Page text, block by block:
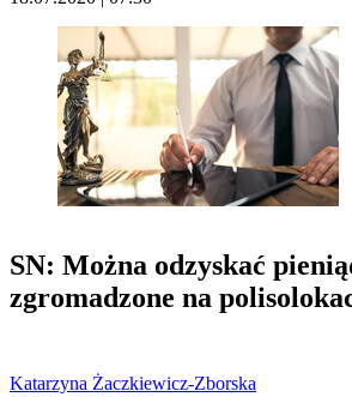
SN: Można odzyskać
zgromadzone na
Katarzyna Żaczkiewicz-Zborska